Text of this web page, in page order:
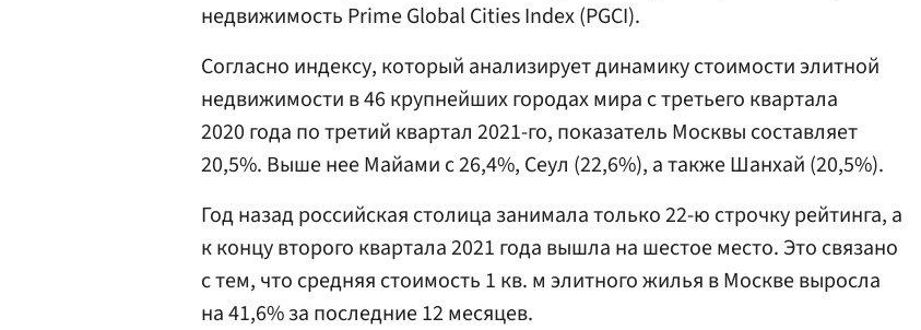
недвижимость Prime Global Cities Index (PGCI).
Согласно индексу, который анализирует динамику стоимости элитной
недвижимости в 46 крупнейших городах мира с третьего квартала
2020 года по третий квартал 2021-го, показатель Москвы составляет
20,5%. Выше нее Майами с 26,4%, Сеул (22,6%), а также Шанхай (20,5%).
Год назад российская столица занимала только 22-ю строчку рейтинга, а
к концу второго квартала 2021 года вышла на шестое место. Это связано
с тем, что средняя стоимость 1 кв. м элитного жилья в Москве выросла
на 41,6% за последние 12 месяцев.